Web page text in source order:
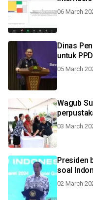
06 March
Dinas
untuk
05 March
Wagub
03 March
Presiden
soal
02 March